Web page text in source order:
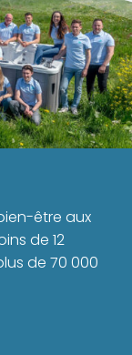
être aux
de 12
de 70 000